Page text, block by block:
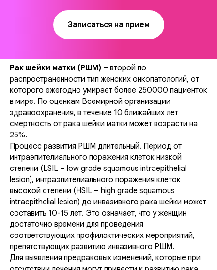
Записаться на прием
Рак шейки матки (РШМ) – второй по
распространенности тип женских онкопатологий, от
которого ежегодно умирает более 250000 пациенток
в мире. По оценкам Всемирной организации
здравоохранения, в течение 10 ближайших лет
смертность от рака шейки матки может возрасти на
25%.
Процесс развития РШМ длительный. Период от
интраэпителиального поражения клеток низкой
степени (LSIL – low grade squamous intraepithelial
lesion), интраэпителиального поражения клеток
высокой степени (HSIL – high grade squamous
intraepithelial lesion) до инвазивного рака шейки может
составить 10-15 лет. Это означает, что у женщин
достаточно времени для проведения
соответствующих профилактических мероприятий,
препятствующих развитию инвазивного РШМ.
Для выявления предраковых изменений, которые при